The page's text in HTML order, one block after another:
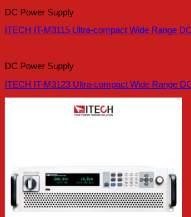
DC Power Supply
ITECH IT-M3115 Ultra-compact Wide Range
DC Power Supply
ITECH IT-M3123 Ultra-compact Wide Range